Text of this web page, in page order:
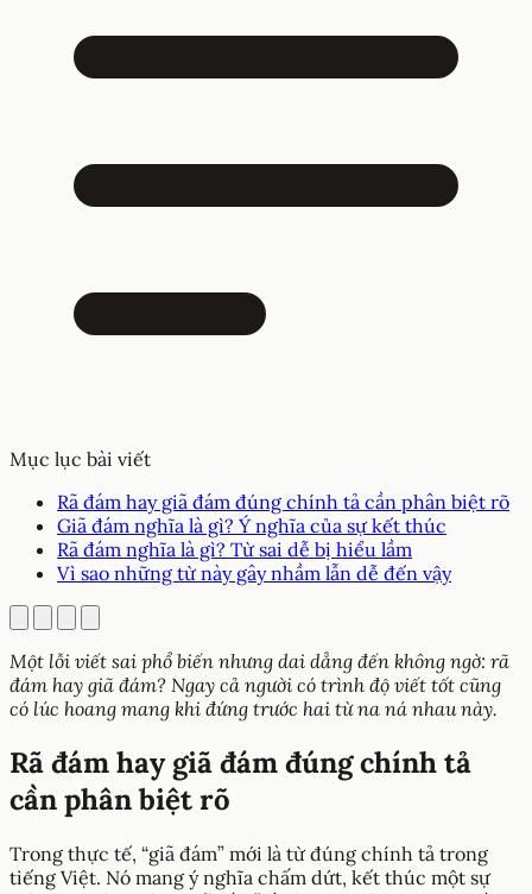
Mục lục bài viết
Rã đám hay giã đám đúng chính tả cần phân biệt rõ
Giã đám nghĩa là gì? Ý nghĩa của sự kết thúc
Rã đám nghĩa là gì? Từ sai dễ bị hiểu lầm
Vì sao những từ này gây nhầm lẫn dễ đến vậy
Một lỗi viết sai phổ biến nhưng dai dẳng đến không ngờ: rã
đám hay giã đám? Ngay cả người có trình độ viết tốt cũng
có lúc hoang mang khi đứng trước hai từ na ná nhau này.
Rã đám hay giã đám đúng chính tả
cần phân biệt rõ
Trong thực tế, “giã đám” mới là từ đúng chính tả trong
tiếng Việt. Nó mang ý nghĩa chấm dứt, kết thúc một sự